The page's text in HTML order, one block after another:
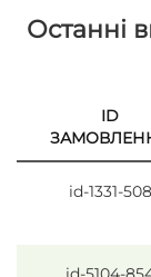
Останні
ID
id-1331-508